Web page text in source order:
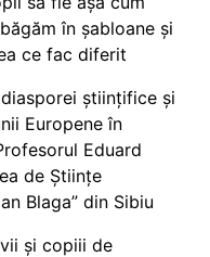
în șabloane și
ce fac diferit
științifice și
Europene în
Eduard
de Științe
Blaga” din Sibiu
și copiii de